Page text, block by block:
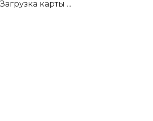
Загрузка карты ...